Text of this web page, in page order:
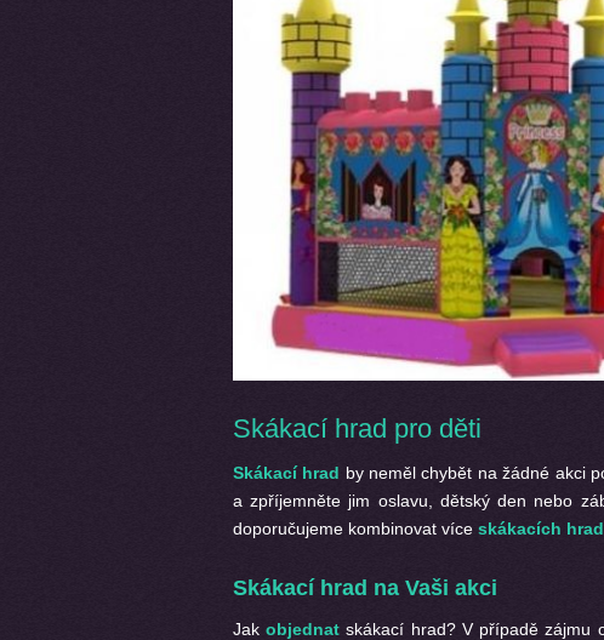
Skákací hrad pro děti
Skákací hrad by neměl chybět na žádné akci
a zpříjemněte jim oslavu, dětský den nebo
doporučujeme kombinovat více skákacích
Skákací hrad na Vaši akci
Jakobjednat skákací hrad? V případě zájmu